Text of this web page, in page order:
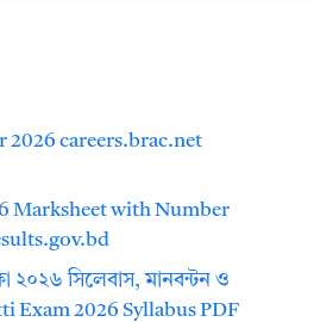
2026 careers.brac.net
Marksheet with Number
২০২৬ সিলেবাস, মানবন্টন ও
Exam 2026 Syllabus PDF